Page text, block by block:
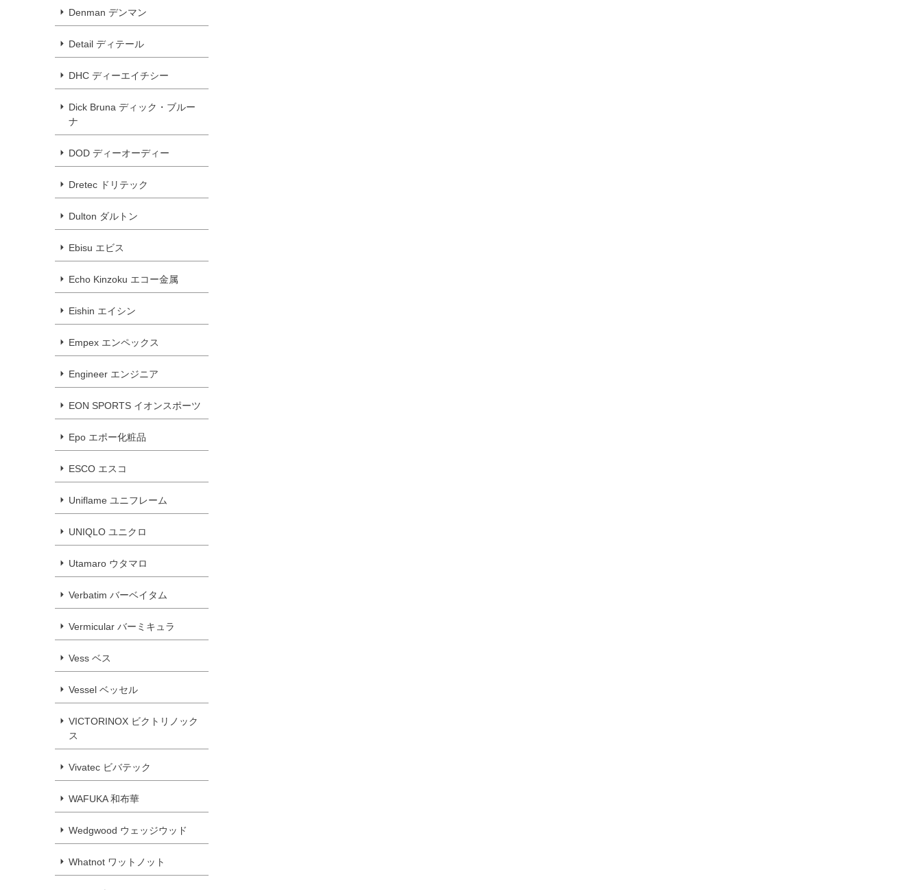
Denman デンマン
Detail ディテール
DHC ディーエイチシー
Dick Bruna ディック・ブルー
ナ
DOD ディーオーディー
Dretec ドリテック
Dulton ダルトン
Ebisu エビス
Echo Kinzoku エコー金属
Eishin エイシン
Empex エンペックス
Engineer エンジニア
EON SPORTS イオンスポーツ
Epo エポー化粧品
ESCO エスコ
Uniflame ユニフレーム
UNIQLO ユニクロ
Utamaro ウタマロ
Verbatim バーベイタム
Vermicular バーミキュラ
Vess ベス
Vessel ベッセル
VICTORINOX ビクトリノック
ス
Vivatec ビバテック
WAFUKA 和布華
Wedgwood ウェッジウッド
Whatnot ワットノット